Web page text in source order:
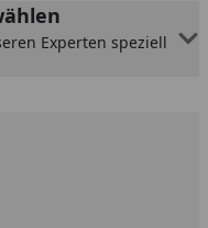
Experten speziell
eingeben
um eins erhöhen